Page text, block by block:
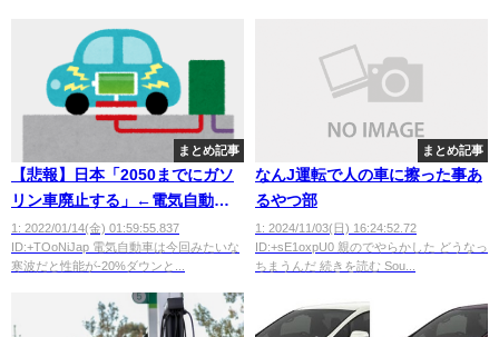
まとめ記事
【悲報】日本「2050までにガソ
リン車廃止する」←電気自動車
は冬使えないことが発覚
wwwwww
1: 2022/01/14(金) 01:59:55.837
ID:+TOoNiJap 電気自動車は今回みたいな
寒波だと性能が-20%ダウンと...
まとめ記事
なんJ運転で人の車に擦った事あ
るやつ部
1: 2024/11/03(日) 16:24:52.72
ID:+sE1oxpU0 親のでやらかした どうなっ
ちまうんだ 続きを読む Sou...